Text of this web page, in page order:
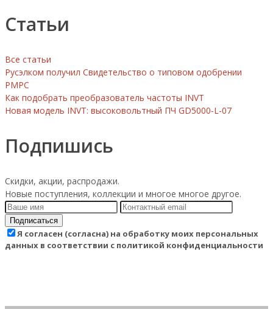
Статьи
Все статьи
Русэлком получил Свидетельство о типовом одобрении
РМРС
Как подобрать преобразователь частоты INVT
Новая модель INVT: высоковольтный ПЧ GD5000-L-07
Подпишись
Скидки, акции, распродажи.
Новые поступления, коллекции и многое многое другое.
Подписаться
Я согласен (согласна) на обработку моих персональных
данных в соответствии с политикой конфиденциальности